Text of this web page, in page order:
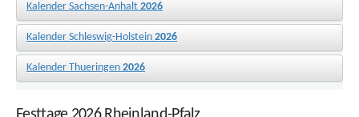
Kalender Sachsen-Anhalt 2026
Kalender Schleswig-Holstein 2026
Kalender Thueringen 2026